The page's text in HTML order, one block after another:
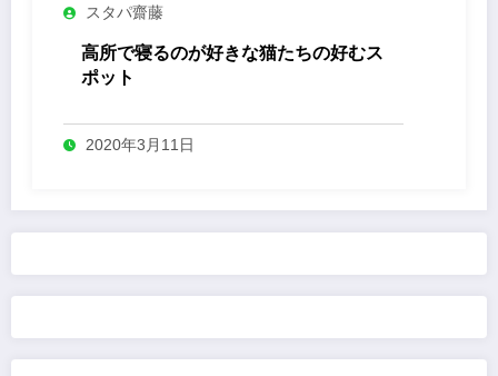
スタパ齋藤
高所で寝るのが好きな猫たちの好むス
ポット
2020年3月11日